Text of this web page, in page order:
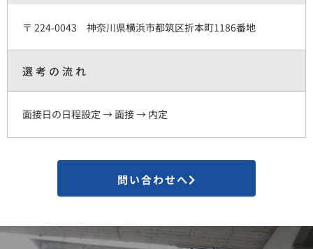
〒 224-0043 神奈川県横浜市都筑区折本町1186番地
選考の流れ
面接日の日程設定 → 面接 → 内定
問い合わせへ